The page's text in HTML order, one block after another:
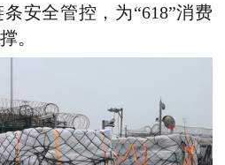
安全管控，为“618”消费
。